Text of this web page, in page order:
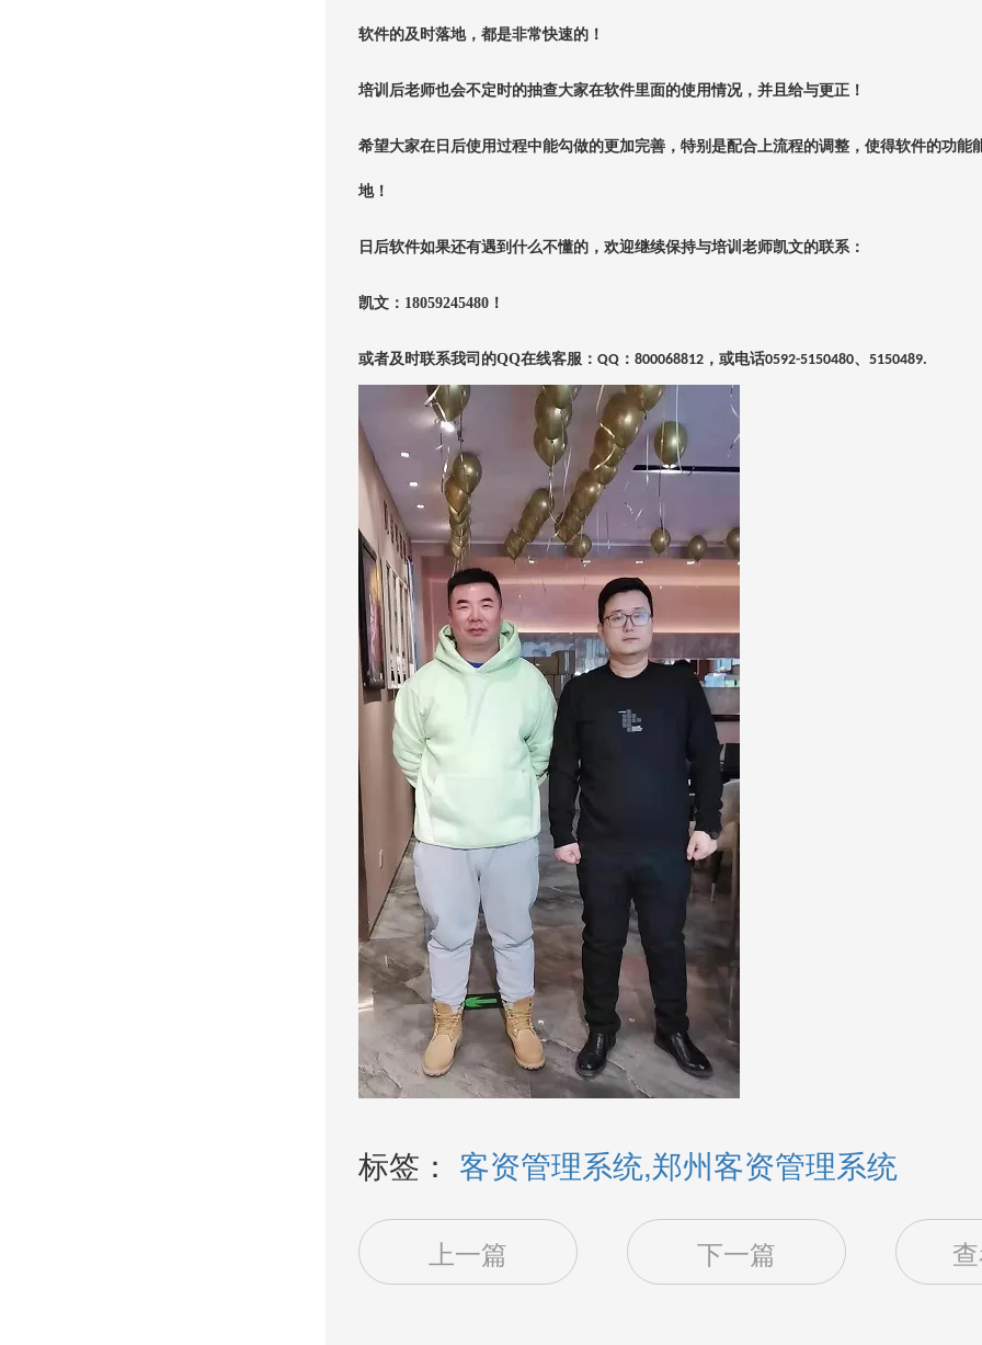
软件的及时落地，都是非常快速的！
培训后老师也会不定时的抽查大家在软件里面的使用情况，并且给与更正！
希望大家在日后使用过程中能勾做的更加完善，特别是配合上流程的调整，使得软件的功能
地！
日后软件如果还有遇到什么不懂的，欢迎继续保持与培训老师凯文的联系：
凯文： 18059245480 ！
或者及时联系我司的QQ在线客服： QQ ： 800068812 ，或电话0592-5150480、 5150489.
标签： 客资管理系统,郑州客资管理系统
上一篇 下一篇